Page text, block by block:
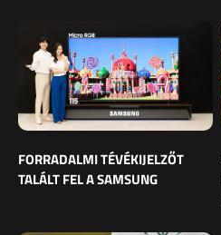
FORRADALMI TÉVÉKIJELZŐT
TALÁLT FEL A SAMSUNG